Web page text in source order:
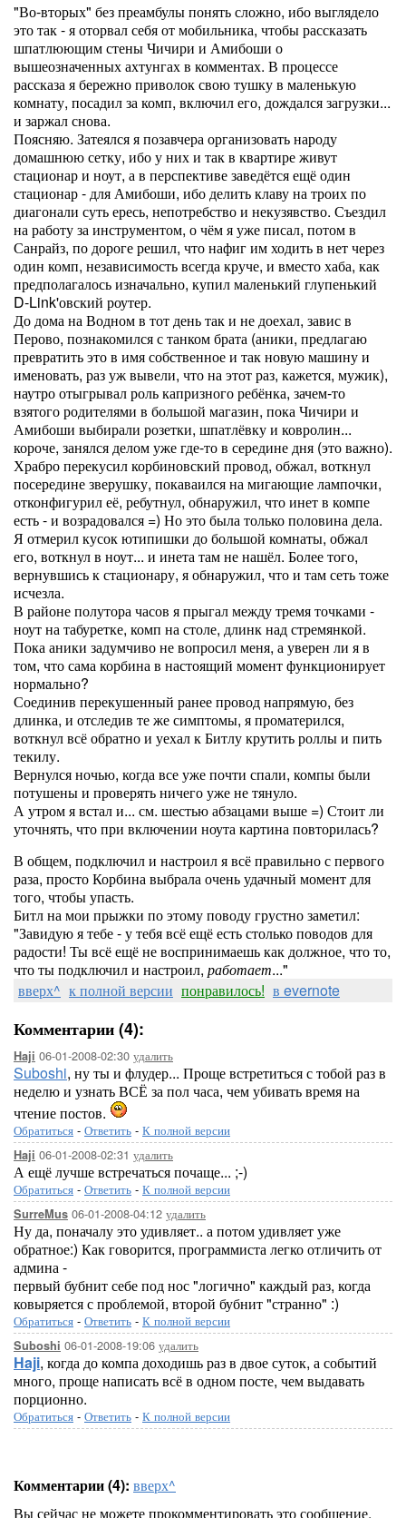
"Во-вторых" без преамбулы понять сложно, ибо выглядело
это так - я оторвал себя от мобильника, чтобы рассказать
шпатлюющим стены Чичири и Амибоши о
вышеозначенных ахтунгах в комментах. В процессе
рассказа я бережно приволок свою тушку в маленькую
комнату, посадил за комп, включил его, дождался загрузки...
и заржал снова.
Поясняю. Затеялся я позавчера организовать народу
домашнюю сетку, ибо у них и так в квартире живут
стационар и ноут, а в перспективе заведётся ещё один
стационар - для Амибоши, ибо делить клаву на троих по
диагонали суть ересь, непотребство и некузявство. Съездил
на работу за инструментом, о чём я уже писал, потом в
Санрайз, по дороге решил, что нафиг им ходить в нет через
один комп, независимость всегда круче, и вместо хаба, как
предполагалось изначально, купил маленький глупенький
D-Link'овский роутер.
До дома на Водном в тот день так и не доехал, завис в
Перово, познакомился с танком брата (аники, предлагаю
превратить это в имя собственное и так новую машину и
именовать, раз уж вывели, что на этот раз, кажется, мужик),
наутро отыгрывал роль капризного ребёнка, зачем-то
взятого родителями в большой магазин, пока Чичири и
Амибоши выбирали розетки, шпатлёвку и ковролин...
короче, занялся делом уже где-то в середине дня (это важно).
Храбро перекусил корбиновский провод, обжал, воткнул
посередине зверушку, покаваился на мигающие лампочки,
отконфигурил её, ребутнул, обнаружил, что инет в компе
есть - и возрадовался =) Но это была только половина дела.
Я отмерил кусок ютипишки до большой комнаты, обжал
его, воткнул в ноут... и инета там не нашёл. Более того,
вернувшись к стационару, я обнаружил, что и там сеть тоже
исчезла.
В районе полутора часов я прыгал между тремя точками -
ноут на табуретке, комп на столе, длинк над стремянкой.
Пока аники задумчиво не вопросил меня, а уверен ли я в
том, что сама корбина в настоящий момент функционирует
нормально?
Соединив перекушенный ранее провод напрямую, без
длинка, и отследив те же симптомы, я проматерился,
воткнул всё обратно и уехал к Битлу крутить роллы и пить
текилу.
Вернулся ночью, когда все уже почти спали, компы были
потушены и проверять ничего уже не тянуло.
А утром я встал и... см. шестью абзацами выше =) Стоит ли
уточнять, что при включении ноута картина повторилась?
В общем, подключил и настроил я всё правильно с первого
раза, просто Корбина выбрала очень удачный момент для
того, чтобы упасть.
Битл на мои прыжки по этому поводу грустно заметил:
"Завидую я тебе - у тебя всё ещё есть столько поводов для
радости! Ты всё ещё не воспринимаешь как должное, что то,
что ты подключил и настроил, работает..."
вверх^ к полной версии понравилось! в evernote
Комментарии (4):
Haji 06-01-2008-02:30 удалить
Suboshi, ну ты и флудер... Проще встретиться с тобой раз в
неделю и узнать ВСЁ за пол часа, чем убивать время на
чтение постов.
Обратиться - Ответить - К полной версии
Haji 06-01-2008-02:31 удалить
А ещё лучше встречаться почаще... ;-)
Обратиться - Ответить - К полной версии
SurreMus 06-01-2008-04:12 удалить
Ну да, поначалу это удивляет.. а потом удивляет уже
обратное:) Как говорится, программиста легко отличить от
админа -
первый бубнит себе под нос "логично" каждый раз, когда
ковыряется с проблемой, второй бубнит "странно" :)
Обратиться - Ответить - К полной версии
Suboshi 06-01-2008-19:06 удалить
Haji, когда до компа доходишь раз в двое суток, а событий
много, проще написать всё в одном посте, чем выдавать
порционно.
Обратиться - Ответить - К полной версии
Комментарии (4): вверх^
Вы сейчас не можете прокомментировать это сообщение.